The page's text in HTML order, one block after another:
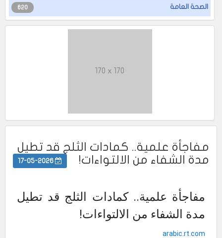
الصحة العامة 620
170 x 170
مفاجأة علمية.. كمادات الثلج قد تطيل
مدة الشفاء من الالتواءات!
مفاجأة علمية.. كمادات الثلج قد تطيل
مدة الشفاء من الالتواءات!
arabic.rt.com